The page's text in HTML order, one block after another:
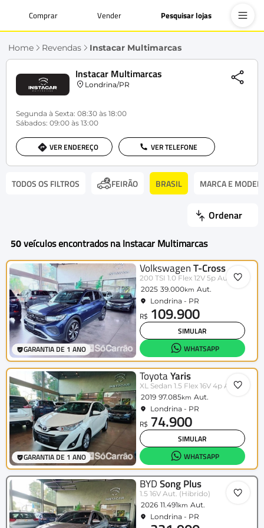
Comprar Vender Pesquisar lojas
Home Revendas Instacar Multimarcas
Instacar Multimarcas
Londrina/PR
Segunda à Sexta: 08:30 às 18:00
Sábados: 09:00 às 13:00
VER ENDEREÇO VER TELEFONE
TODOS OS FILTROS FEIRÃO BRASIL MARCA E
Ordenar
50veículos encontrados na Instacar Multimarcas
GARANTIA DE 1 ANO
VolkswagenT-Cross
200 TSI 1.0 Flex 12V 5p Aut.
2025 39.000km Aut.
Londrina - PR
R$ 109.900
SIMULAR
WHATSAPP
GARANTIA DE 1 ANO
ToyotaYaris
XL Sedan 1.5 Flex 16V 4p Aut.
2019 97.085km Aut.
Londrina - PR
R$ 74.900
SIMULAR
WHATSAPP
BYDSong Plus
1.5 16V Aut. (Hibrido)
2026 11.491km Aut.
Londrina - PR